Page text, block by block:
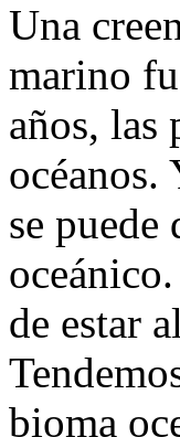
Una
marino
años, las
océanos.
se
de estar
bioma